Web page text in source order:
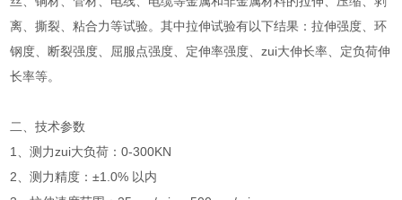
离、撕裂、粘合力等试验。其中拉伸试验有以下结果：拉伸强度、环
钢度、断裂强度、屈服点强度、定伸率强度、zui大伸长率、定负荷伸
长率等。
二、技术参数
1、测力zui大负荷：0-300KN
2、测力精度：±1.0% 以内